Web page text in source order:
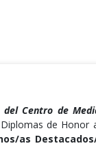
Centro de
de Honor
as